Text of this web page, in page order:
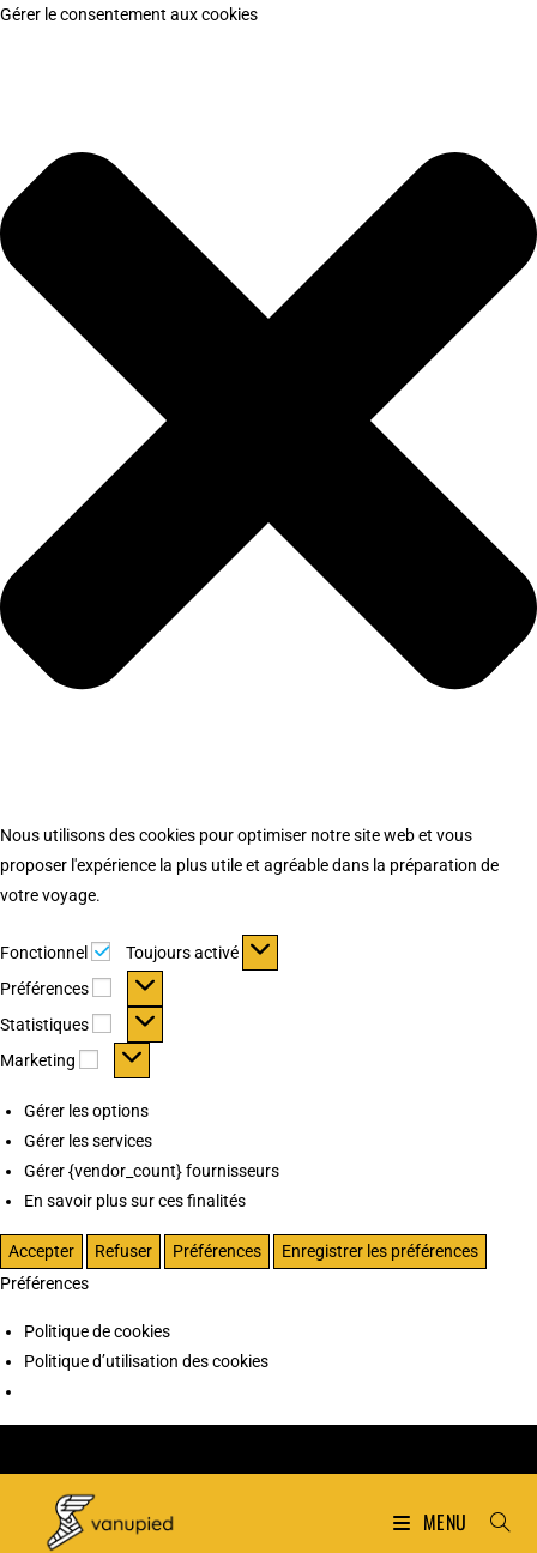
Gérer le consentement aux cookies
Nous utilisons des cookies pour optimiser notre site web et vous
proposer l'expérience la plus utile et agréable dans la préparation de
votre voyage.
Fonctionnel Fonctionnel
Toujours activé
Préférences
Préférences
Statistiques Statistiques
Marketing Marketing
Gérer les options
Gérer les services
Gérer {vendor_count} fournisseurs
En savoir plus sur ces finalités
Accepter Refuser Préférences
Enregistrer les préférences
Préférences
Politique de cookies
Politique d’utilisation des cookies
MENU